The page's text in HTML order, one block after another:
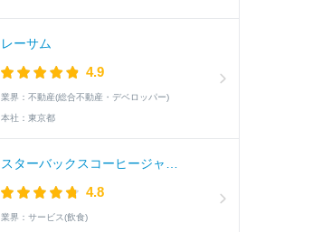
レーサム
4.9
業界： 不動産(総合不動産・デベロッパー)
本社： 東京都
4.8
業界： サービス(飲食)